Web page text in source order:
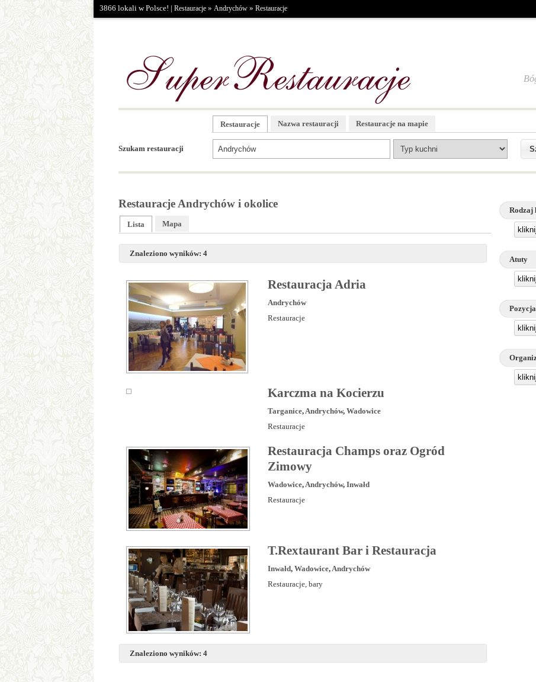
3866 lokali w Polsce! | Restauracje » Andrychów » Restauracje
Szukam restauracji
Restauracje Nazwa restauracji Restauracje na mapie
Rodzaj
Atuty
Restauracje Andrychów i okolice
Lista Mapa
Znaleziono wyników: 4
Restauracja Adria
Andrychów
Restauracje
Karczma na Kocierzu
Targanice,Andrychów, Wadowice
Restauracje
Restauracja Champs oraz Ogród
Zimowy
Wadowice,Andrychów, Inwałd
Restauracje
T.Rextaurant Bar i Restauracja
Inwałd, Wadowice,Andrychów
Restauracje, bary
Znaleziono wyników: 4